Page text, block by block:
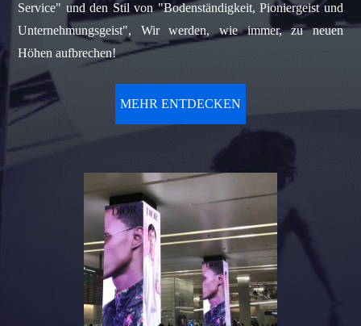
Service" und den Stil von "Bodenständigkeit, Pioniergeist und
Unternehmungsgeist", Wir werden, wie immer, zu neuen
Höhen aufbrechen!
MEHR ENTDECKEN